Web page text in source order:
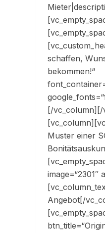
schaffen,
bekommen!“
[/
Muster einer
image=“2301″
Angebot[/